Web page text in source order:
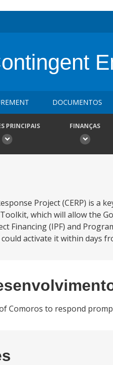
DOCUMENTOS
PRINCIPAIS FINANÇAS
Project (CERP) is a
which will allow the
Financing (IPF) and
activate it within days
Comoros to respond